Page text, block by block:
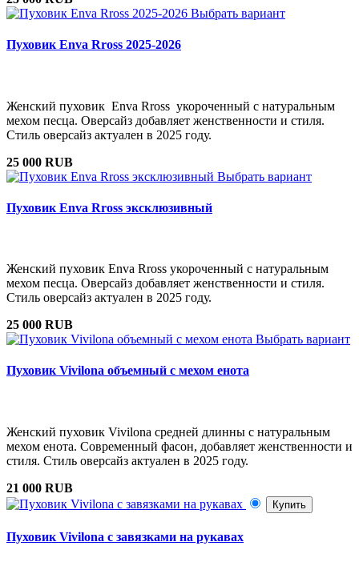
Выбрать вариант
Пуховик Enva Rross 2025-2026
Женский пуховик Enva Rross укороченный с натуральным
мехом песца. Оверсайз добавляет женственности и стиля.
Стиль оверсайз актуален в 2025 году.
25 000 RUB
Выбрать вариант
Пуховик Enva Rross эксклюзивный
Женский пуховик Enva Rross укороченный с натуральным
мехом песца. Оверсайз добавляет женственности и стиля.
Стиль оверсайз актуален в 2025 году.
25 000 RUB
Выбрать вариант
Пуховик Vivilona объемный с мехом енота
Женский пуховик Vivilona средней длинны с натуральным
мехом енота. Современный фасон, добавляет женственности и
стиля. Стиль оверсайз актуален в 2025 году.
21 000 RUB
Купить
Пуховик Vivilona с завязками на рукавах